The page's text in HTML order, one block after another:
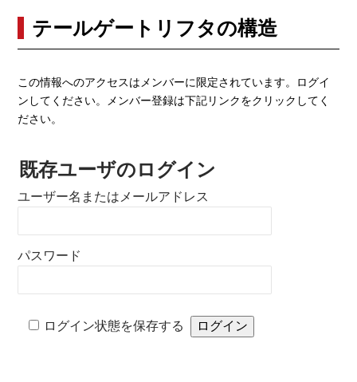
テールゲートリフタの構造
この情報へのアクセスはメンバーに限定されています。ログイ
ンしてください。メンバー登録は下記リンクをクリックしてく
ださい。
既存ユーザのログイン
ユーザー名またはメールアドレス
パスワード
ログイン状態を保存する